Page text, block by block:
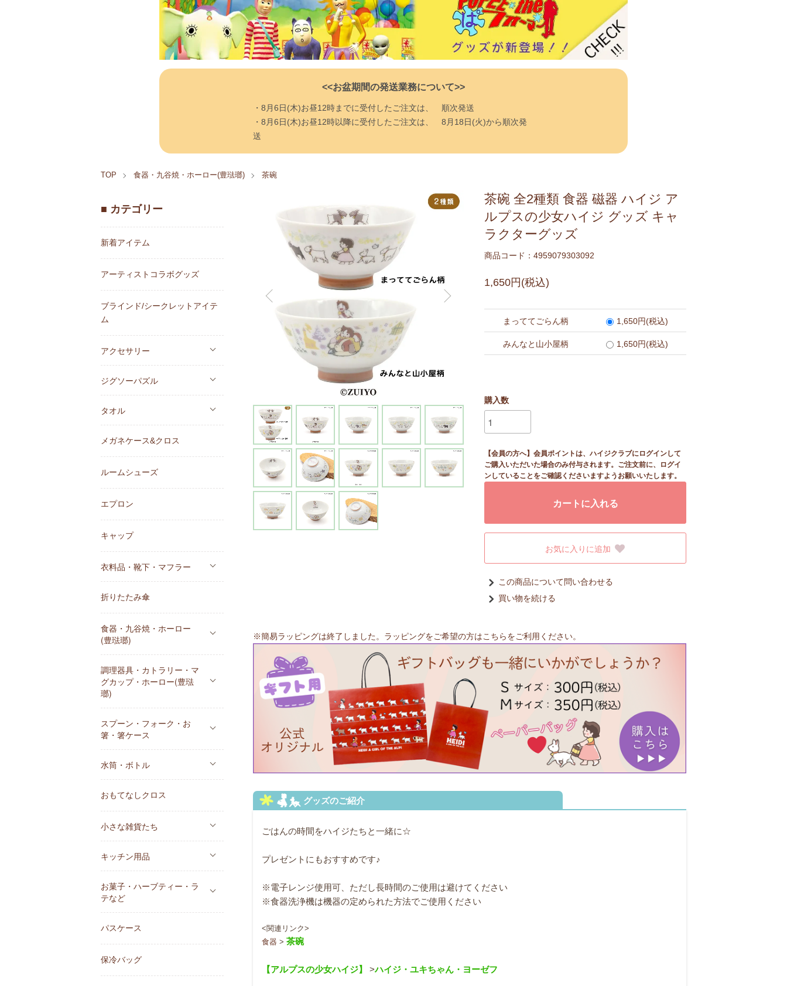
<<お盆期間の発送業務について>>
・8月6日(木)お昼12時までに受付したご注文は、
順次発送
・8月6日(木)お昼12時以降に受付したご注文は、
8月18日(火)から順次発
送
TOP 食器・九谷焼・ホーロー(豊琺瑯) 茶碗
茶碗 全2種類 食器 磁器 ハイジ ア
ルプスの少女ハイジ グッズ キャ
ラクターグッズ
商品コード：4959079303092
1,650円(税込)
まっててごらん柄 1,650円(税込)
みんなと山小屋柄 1,650円(税込)
購入数
【会員の方へ】会員ポイントは、ハイジクラブにログインして
ご購入いただいた場合のみ付与されます。ご注文前に、ログイ
ンしていることをご確認くださいますようお願いいたします。
カートに入れる
お気に入りに追加
この商品について問い合わせる
買い物を続ける
※簡易ラッピングは終了しました。ラッピングをご希望の方はこちらをご利用ください。
ごはんの時間をハイジたちと一緒に☆
プレゼントにもおすすめです♪
※電子レンジ使用可、ただし長時間のご使用は避けてください
※食器洗浄機は機器の定められた方法でご使用ください
<関連リンク>
食器 >茶碗
【アルプスの少女ハイジ】 >ハイジ ・ユキちゃん ・ ヨーゼフ
■ カテゴリー
新着アイテム
アーティストコラボグッズ
ブラインド/シークレットアイテ
ム
アクセサリー
ジグソーパズル
タオル
メガネケース&クロス
ルームシューズ
エプロン
キャップ
衣料品・靴下・マフラー
折りたたみ傘
食器・九谷焼・ホーロー
(豊琺瑯)
調理器具・カトラリー・マ
グカップ・ホーロー(豊琺
瑯)
スプーン・フォーク・お
箸・箸ケース
水筒・ボトル
おもてなしクロス
小さな雑貨たち
キッチン用品
お菓子・ハーブティー・ラ
テなど
パスケース
保冷バッグ